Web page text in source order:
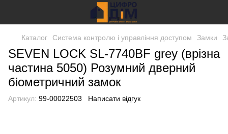
Каталог Система контролю і управління доступом Замки
SEVEN LOCK SL-7740BF grey (врізна
частина 5050) Розумний дверний
біометричний замок
Артикул: 99-00022503 Написати відгук